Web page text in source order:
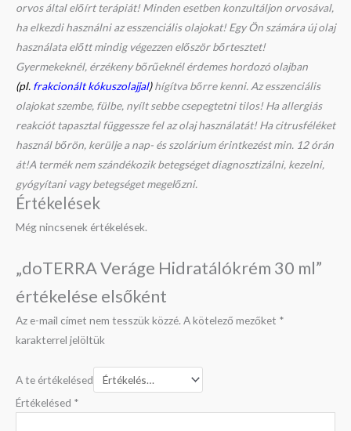
orvos által előírt terápiát! Minden esetben konzultáljon orvosával,
ha elkezdi használni az esszenciális olajokat! Egy Ön számára új olaj
használata előtt mindig végezzen először bőrtesztet!
Gyermekeknél, érzékeny bőrűeknél érdemes hordozó olajban
(pl. frakcionált kókuszolajjal)hígítva bőrre kenni. Az esszenciális
olajokat szembe, fülbe, nyílt sebbe csepegtetni tilos! Ha allergiás
reakciót tapasztal függessze fel az olaj használatát! Ha citrusféléket
használ bőrön, kerülje a nap- és szolárium érintkezést min. 12 órán
át!A termék nem szándékozik betegséget diagnosztizálni, kezelni,
gyógyítani vagy betegséget megelőzni.
Értékelések
Még nincsenek értékelések.
„doTERRA Veráge Hidratálókrém 30 ml”
értékelése elsőként
Az e-mail címet nem tesszük közzé. A kötelező mezőket *
karakterrel jelöltük
A te értékelésed
Értékelésed *